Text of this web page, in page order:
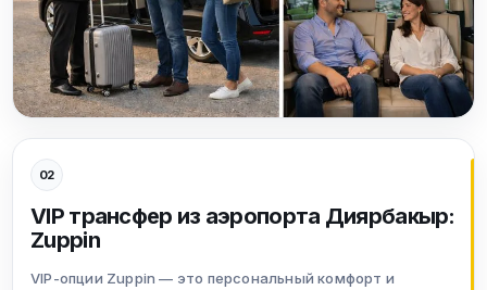
02
VIP трансфер из аэропорта Диярбакыр:
Zuppin
VIP-опции Zuppin — это персональный комфорт и